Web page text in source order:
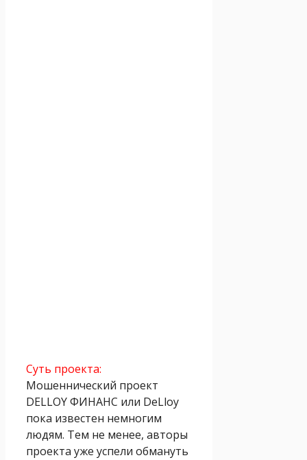
Суть проекта:
Мошеннический проект
DELLOY ФИНАНС или DeLloy
пока известен немногим
людям. Тем не менее, авторы
проекта уже успели обмануть